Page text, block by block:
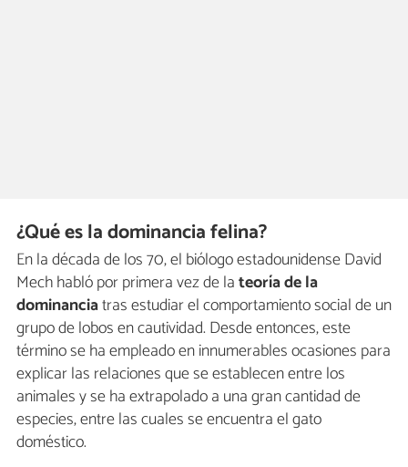
¿Qué es la dominancia felina?
En la década de los 70, el biólogo estadounidense David
Mech habló por primera vez de lateoría de la
dominanciatras estudiar el comportamiento social de un
grupo de lobos en cautividad. Desde entonces, este
término se ha empleado en innumerables ocasiones para
explicar las relaciones que se establecen entre los
animales y se ha extrapolado a una gran cantidad de
especies, entre las cuales se encuentra el gato
doméstico.